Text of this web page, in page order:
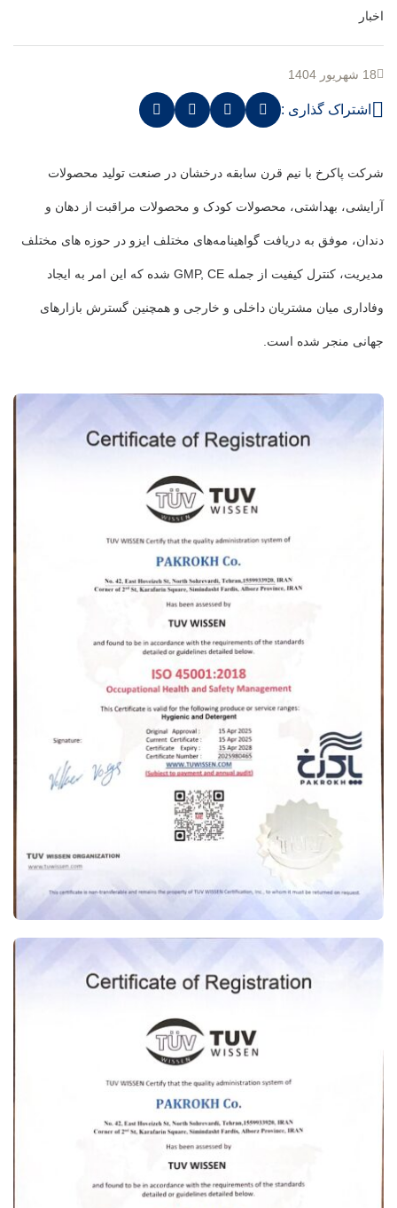
اخبار
18 شهریور 1404
اشتراک گذاری :
شرکت پاکرخ با نیم قرن سابقه درخشان در صنعت تولید محصولات
آرایشی، بهداشتی، محصولات کودک و محصولات مراقبت از دهان و
دندان، موفق به دریافت گواهینامه‌های مختلف ایزو در حوزه های مختلف
مدیریت، کنترل کیفیت از جمله GMP, CE شده که این امر به ایجاد
وفاداری میان مشتریان داخلی و خارجی و همچنین گسترش بازارهای
جهانی منجر شده است.